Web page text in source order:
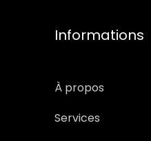
Informations
À propos
Services